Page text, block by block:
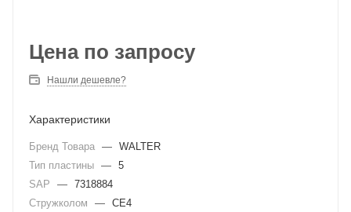
Цена по запросу
Нашли дешевле?
Характеристики
Бренд Товара — WALTER
Тип пластины — 5
SAP
— 7318884
Стружколом
— CE4